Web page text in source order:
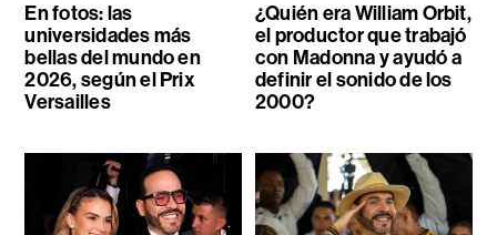
En fotos: las
universidades más
bellas del mundo en
2026, según el Prix
Versailles
¿Quién era William Orbit,
el productor que trabajó
con Madonna y ayudó a
definir el sonido de los
2000?